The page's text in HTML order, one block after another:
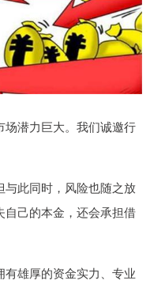
场潜力巨大。我们诚邀行
此同时，风险也随之放
自己的本金，还会承担借
雄厚的资金实力、专业